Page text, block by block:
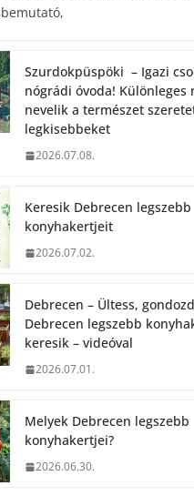
Szurdokpüspöki – Igazi
nógrádi óvoda! Különleges
nevelik a természet
legkisebbeket
2026.07.08.
Keresik Debrecen legszebb
konyhakertjeit
2026.07.02.
Debrecen – Ültess,
Debrecen legszebb
keresik – videóval
2026.07.01.
Melyek Debrecen legszebb
konyhakertjei?
2026.06.30.